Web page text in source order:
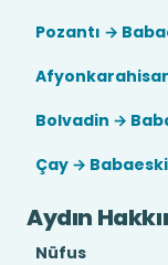
Pozantı →
Bolvadin →
Çay → Babaeski
Aydın
Nüfus